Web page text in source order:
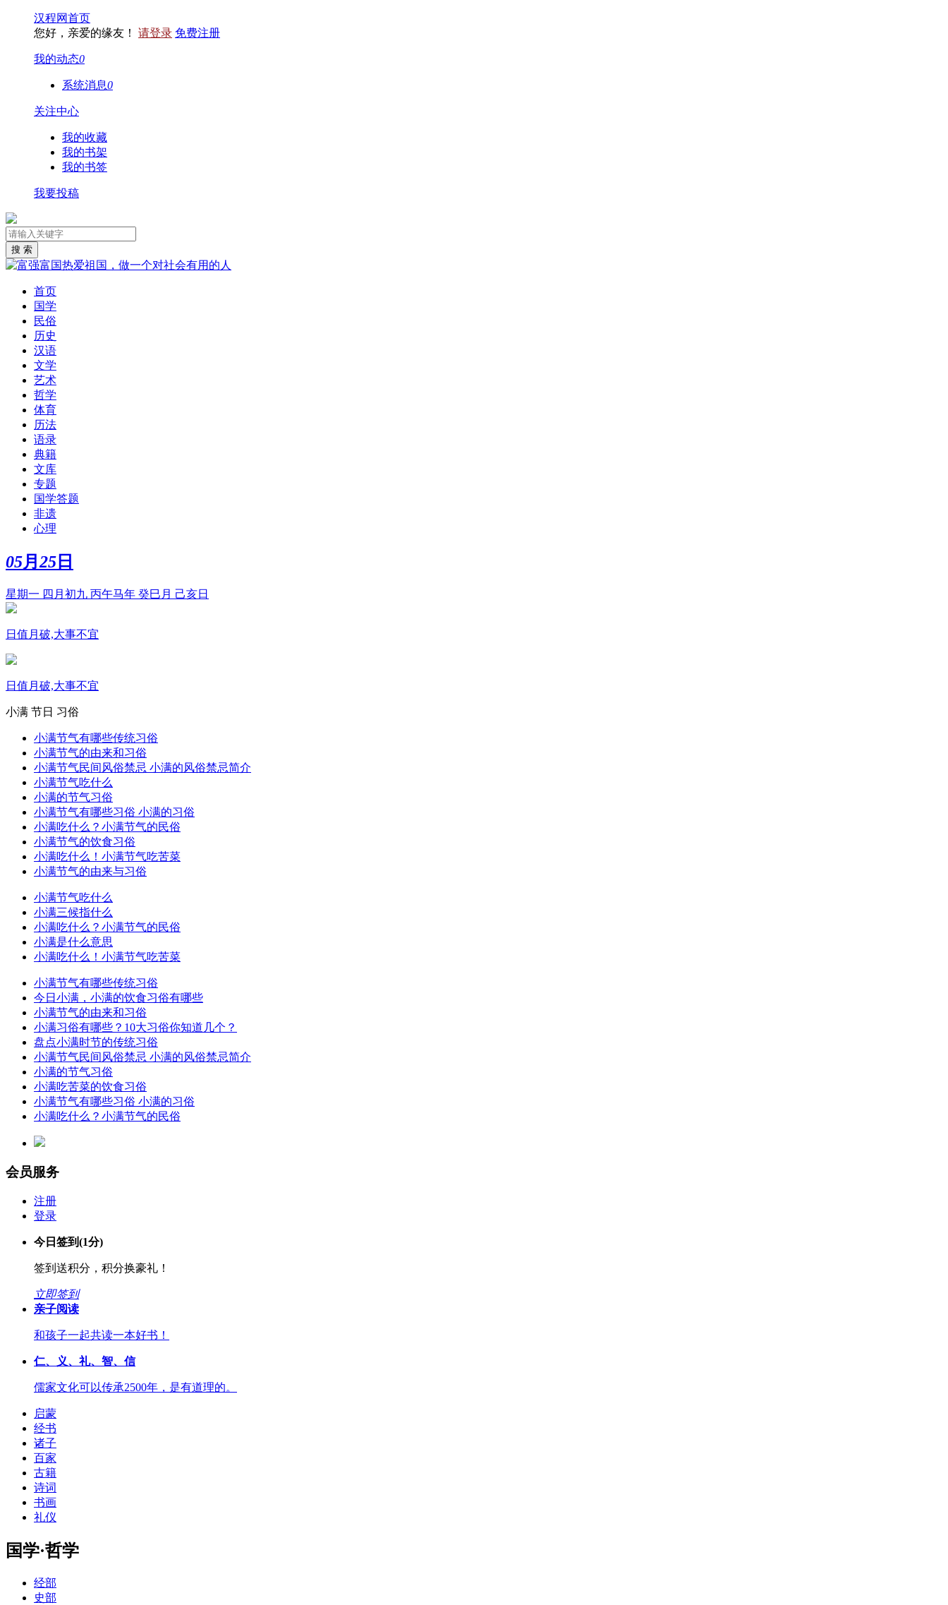
汉程网首页
您好，亲爱的缘友！ 请登录 免费注册
我的动态0
系统消息0
关注中心
我的收藏
我的书架
我的书签
我要投稿
首页
国学
民俗
历史
汉语
文学
艺术
哲学
体育
历法
语录
典籍
文库
专题
国学答题
非遗
心理
05月 25 日
星期一 四月初九 丙午马年 癸巳月 己亥日
日值月破,大事不宜
日值月破,大事不宜
小满 节日 习俗
小满节气有哪些传统习俗
小满节气的由来和习俗
小满节气民间风俗禁忌 小满的风俗禁忌简介
小满节气吃什么
小满的节气习俗
小满节气有哪些习俗 小满的习俗
小满吃什么？小满节气的民俗
小满节气的饮食习俗
小满吃什么！小满节气吃苦菜
小满节气的由来与习俗
小满节气吃什么
小满三候指什么
小满吃什么？小满节气的民俗
小满是什么意思
小满吃什么！小满节气吃苦菜
小满节气有哪些传统习俗
今日小满，小满的饮食习俗有哪些
小满节气的由来和习俗
小满习俗有哪些？10大习俗你知道几个？
盘点小满时节的传统习俗
小满节气民间风俗禁忌 小满的风俗禁忌简介
小满的节气习俗
小满吃苦菜的饮食习俗
小满节气有哪些习俗 小满的习俗
小满吃什么？小满节气的民俗
会员服务
注册
登录
今日签到(1分)
签到送积分，积分换豪礼！
立即签到
亲子阅读
和孩子一起共读一本好书！
仁、义、礼、智、信
儒家文化可以传承2500年，是有道理的。
启蒙
经书
诸子
百家
古籍
诗词
书画
礼仪
国学·哲学
经部
史部